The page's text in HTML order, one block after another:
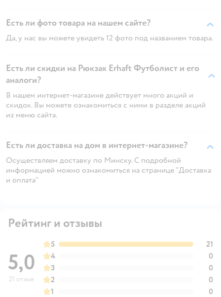
Есть ли фото товара на нашем сайте?
Да, у нас вы можете увидеть 12 фото под названием товара.
Есть ли скидки на Рюкзак Erhaft Футболист и его
аналоги?
В нашем интернет-магазине действует много акций и
скидок. Вы можете ознакомиться с ними в разделе акций
из меню сайта.
Есть ли доставка на дом в интернет-магазине?
Осуществляем доставку по Минску. С подробной
информацией можно ознакомиться на странице "Доставка
и оплата"
Рейтинг и отзывы
5,0
21 отзыв
5
21
4
0
3
0
2
0
1
0